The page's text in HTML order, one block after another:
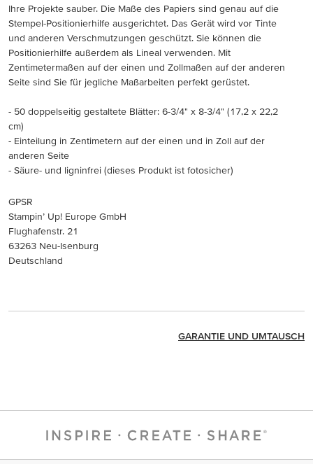
Ihre Projekte sauber. Die Maße des Papiers sind genau auf die
Stempel-Positionierhilfe ausgerichtet. Das Gerät wird vor Tinte
und anderen Verschmutzungen geschützt. Sie können die
Positionierhilfe außerdem als Lineal verwenden. Mit
Zentimetermaßen auf der einen und Zollmaßen auf der anderen
Seite sind Sie für jegliche Maßarbeiten perfekt gerüstet.
- 50 doppelseitig gestaltete Blätter: 6-3/4" x 8-3/4" (17,2 x 22,2
cm)
- Einteilung in Zentimetern auf der einen und in Zoll auf der
anderen Seite
- Säure- und ligninfrei (dieses Produkt ist fotosicher)
GPSR
Stampin’ Up! Europe GmbH
Flughafenstr. 21
63263 Neu-Isenburg
Deutschland
GARANTIE UND UMTAUSCH